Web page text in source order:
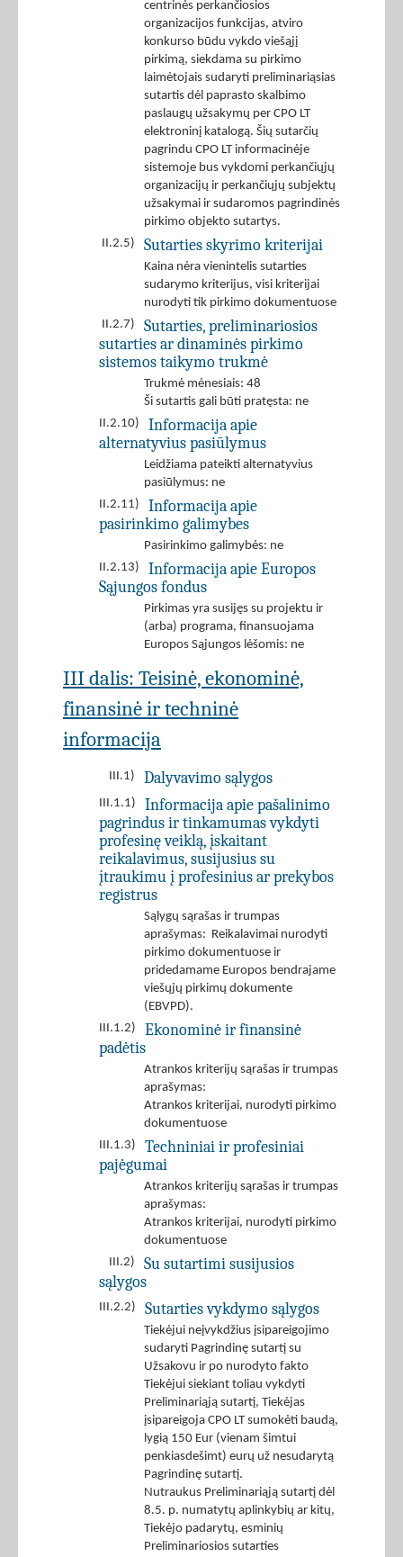
centrinės perkančiosios
organizacijos funkcijas, atviro
konkurso būdu vykdo viešąjį
pirkimą, siekdama su pirkimo
laimėtojais sudaryti preliminariąsias
sutartis dėl paprasto skalbimo
paslaugų užsakymų per CPO LT
elektroninį katalogą. Šių sutarčių
pagrindu CPO LT informacinėje
sistemoje bus vykdomi perkančiųjų
organizacijų ir perkančiųjų subjektų
užsakymai ir sudaromos pagrindinės
pirkimo objekto sutartys.
II.2.5)
Sutarties skyrimo kriterijai
Kaina nėra vienintelis sutarties
sudarymo kriterijus, visi kriterijai
nurodyti tik pirkimo dokumentuose
II.2.7)
Sutarties, preliminariosios
sutarties ar dinaminės pirkimo
sistemos taikymo trukmė
Trukmė mėnesiais: 48
Ši sutartis gali būti pratęsta: ne
II.2.10)
Informacija apie
alternatyvius pasiūlymus
Leidžiama pateikti alternatyvius
pasiūlymus: ne
II.2.11)
Informacija apie
pasirinkimo galimybes
Pasirinkimo galimybės: ne
II.2.13)
Informacija apie Europos
Sąjungos fondus
Pirkimas yra susijęs su projektu ir
(arba) programa, finansuojama
Europos Sąjungos lėšomis: ne
III dalis: Teisinė, ekonominė,
finansinė ir techninė
informacija
III.1) Dalyvavimo sąlygos
III.1.1)
Informacija apie pašalinimo
pagrindus ir tinkamumas vykdyti
profesinę veiklą, įskaitant
reikalavimus, susijusius su
įtraukimu į profesinius ar prekybos
registrus
Sąlygų sąrašas ir trumpas
aprašymas: Reikalavimai nurodyti
pirkimo dokumentuose ir
pridedamame Europos bendrajame
viešųjų pirkimų dokumente
(EBVPD).
III.1.2)
Ekonominė ir finansinė
padėtis
Atrankos kriterijų sąrašas ir trumpas
aprašymas:
Atrankos kriterijai, nurodyti pirkimo
dokumentuose
III.1.3)
Techniniai ir profesiniai
pajėgumai
Atrankos kriterijų sąrašas ir trumpas
aprašymas:
Atrankos kriterijai, nurodyti pirkimo
dokumentuose
III.2)
Su sutartimi susijusios
sąlygos
III.2.2) Sutarties vykdymo sąlygos
Tiekėjui neįvykdžius įsipareigojimo
sudaryti Pagrindinę sutartį su
Užsakovu ir po nurodyto fakto
Tiekėjui siekiant toliau vykdyti
Preliminariąją sutartį, Tiekėjas
įsipareigoja CPO LT sumokėti baudą,
lygią 150 Eur (vienam šimtui
penkiasdešimt) eurų už nesudarytą
Pagrindinę sutartį.
Nutraukus Preliminariąją sutartį dėl
8.5. p. numatytų aplinkybių ar kitų,
Tiekėjo padarytų, esminių
Preliminariosios sutarties